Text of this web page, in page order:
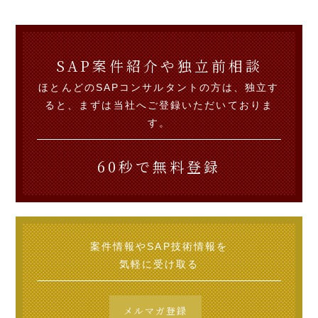
SAP案件紹介や独立前相談
ほとんどのSAPコンサルタントの方は、独立す
ると、まずは当社へご登録いただいておりま
す。
60秒で無料登録
案件情報やSAP技術情報を
気軽に受け取る
メルマガ登録